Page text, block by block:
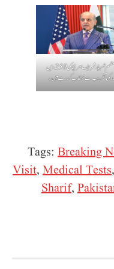
وزیراعظم شہباز شریف امریکا کی 250ویں
کی تقریب سے خطاب کر رہے ہیں۔
Tags: Breaking
Visit, Medical Tests,
Sharif,